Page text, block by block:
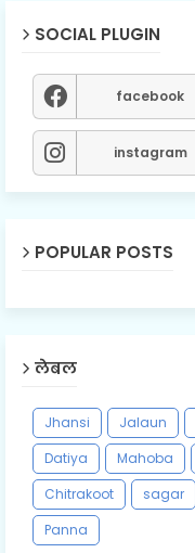
SOCIAL PLUGIN
facebook
instagram
POPULAR POSTS
लेबल
Jhansi Jalaun
Datiya
Mahoba
Chitrakoot
sagar
Panna